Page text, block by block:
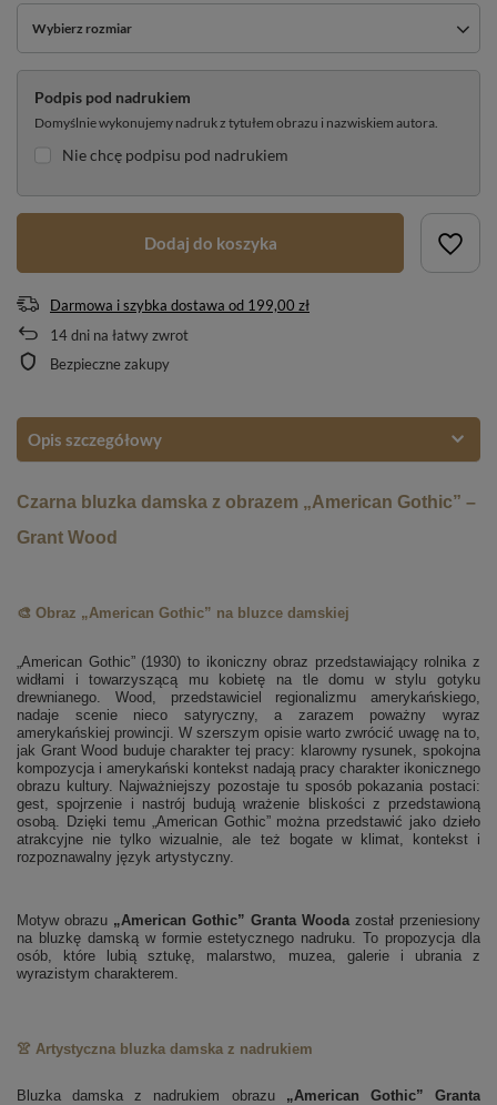
Wybierz rozmiar
Podpis pod nadrukiem
Domyślnie wykonujemy nadruk z tytułem obrazu i nazwiskiem autora.
Nie chcę podpisu pod nadrukiem
Dodaj do koszyka
Darmowa i szybka dostawa od 199,00 zł
14dni na łatwy zwrot
Bezpieczne zakupy
Opis szczegółowy
Czarna bluzka damska z obrazem „American Gothic” –
Grant Wood
🎨 Obraz „American Gothic” na bluzce damskiej
„American Gothic” (1930) to ikoniczny obraz przedstawiający rolnika z
widłami i towarzyszącą mu kobietę na tle domu w stylu gotyku
drewnianego. Wood, przedstawiciel regionalizmu amerykańskiego,
nadaje scenie nieco satyryczny, a zarazem poważny wyraz
amerykańskiej prowincji. W szerszym opisie warto zwrócić uwagę na to,
jak Grant Wood buduje charakter tej pracy: klarowny rysunek, spokojna
kompozycja i amerykański kontekst nadają pracy charakter ikonicznego
obrazu kultury. Najważniejszy pozostaje tu sposób pokazania postaci:
gest, spojrzenie i nastrój budują wrażenie bliskości z przedstawioną
osobą. Dzięki temu „American Gothic” można przedstawić jako dzieło
atrakcyjne nie tylko wizualnie, ale też bogate w klimat, kontekst i
rozpoznawalny język artystyczny.
Motyw obrazu „American Gothic” Granta Woodazostał przeniesiony
na bluzkę damską w formie estetycznego nadruku. To propozycja dla
osób, które lubią sztukę, malarstwo, muzea, galerie i ubrania z
wyrazistym charakterem.
👚 Artystyczna bluzka damska z nadrukiem
Bluzka damska z nadrukiem obrazu „American Gothic” Granta